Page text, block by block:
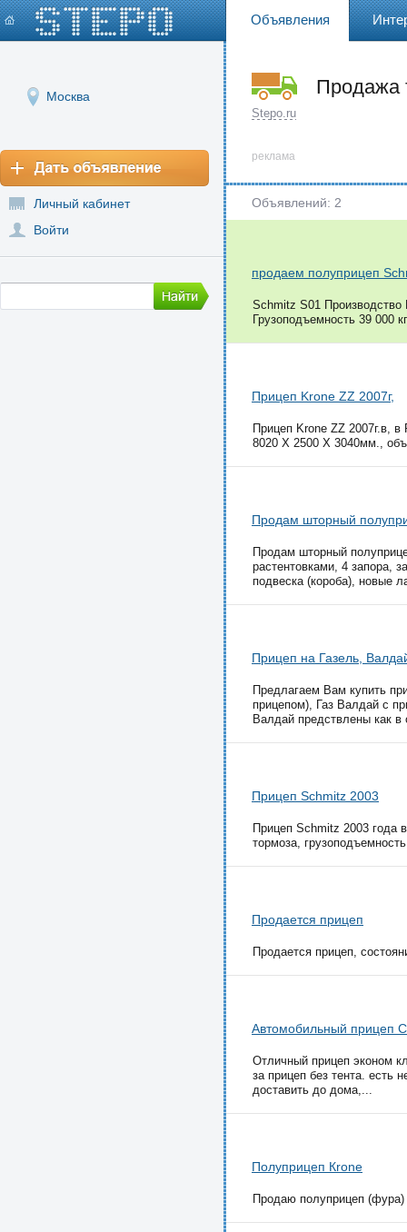
Объявления
Москва
Личный кабинет
Войти
Продажа
Stepo.ru
реклама
Объявлений: 2
продаем полуприцеп
Schmitz S01 Производство
Грузоподъемность 39 000
Прицеп Krone ZZ 2007г,
Прицеп Krone ZZ 2007г.в,
8020 Х 2500 Х 3040мм.,
Продам шторный
Продам шторный
растентовками, 4 запора,
подвеска (короба), новые
Прицеп на Газель,
Предлагаем Вам купить
прицепом), Газ Валдай с
Валдай предствлены как
Прицеп Schmitz 2003
Прицеп Schmitz 2003 года
тормоза,
Продается прицеп
Продается прицеп,
Автомобильный прицеп
Отличный прицеп эконом
за прицеп без тента. есть
доставить до дома,...
Полуприцеп Кrone
Продаю полуприцеп (фура)